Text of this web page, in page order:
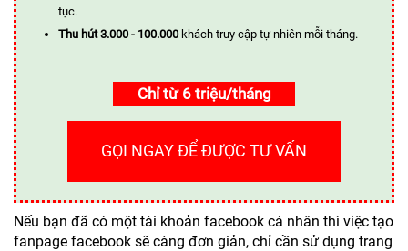
tục.
Thu hút 3.000 - 100.000 khách truy cập tự nhiên mỗi tháng.
Chỉ từ 6 triệu/tháng
GỌI NGAY ĐỂ ĐƯỢC TƯ VẤN
Nếu bạn đã có một tài khoản facebook cá nhân thì việc tạo
fanpage facebook sẽ càng đơn giản, chỉ cần sử dụng trang